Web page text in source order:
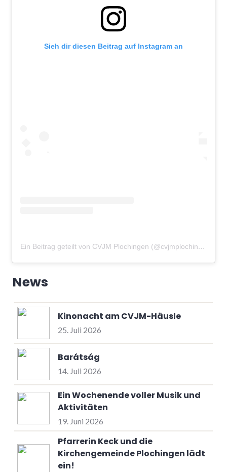
Sieh dir diesen Beitrag auf Instagram an
Ein Beitrag geteilt von CVJM Plochingen (@cvjmplochingen)
News
Kinonacht am CVJM-Häusle
25. Juli 2026
Barátság
14. Juli 2026
Ein Wochenende voller Musik und
Aktivitäten
19. Juni 2026
Pfarrerin Keck und die
Kirchengemeinde Plochingen lädt
ein!